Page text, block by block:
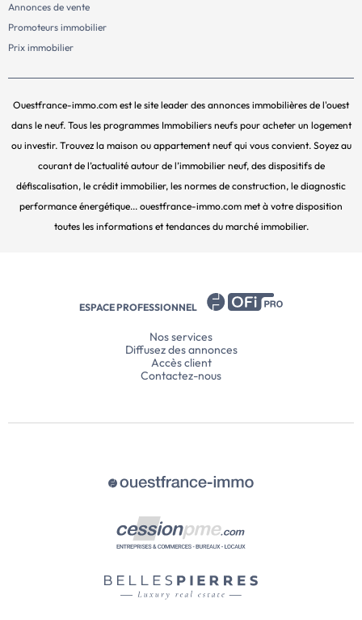
Annonces de vente
Promoteurs immobilier
Prix immobilier
Ouestfrance-immo.com est le site leader des annonces immobilières de l'ouest
dans le neuf. Tous les programmes Immobiliers neufs pour acheter un logement
ou investir. Trouvez la maison ou appartement neuf qui vous convient. Soyez au
courant de l’actualité autour de l’immobilier neuf, des dispositifs de
défiscalisation, le crédit immobilier, les normes de construction, le diagnostic
performance énergétique... ouestfrance-immo.com met à votre disposition
toutes les informations et tendances du marché immobilier.
ESPACE PROFESSIONNEL
Nos services
Diffusez des annonces
Accès client
Contactez-nous